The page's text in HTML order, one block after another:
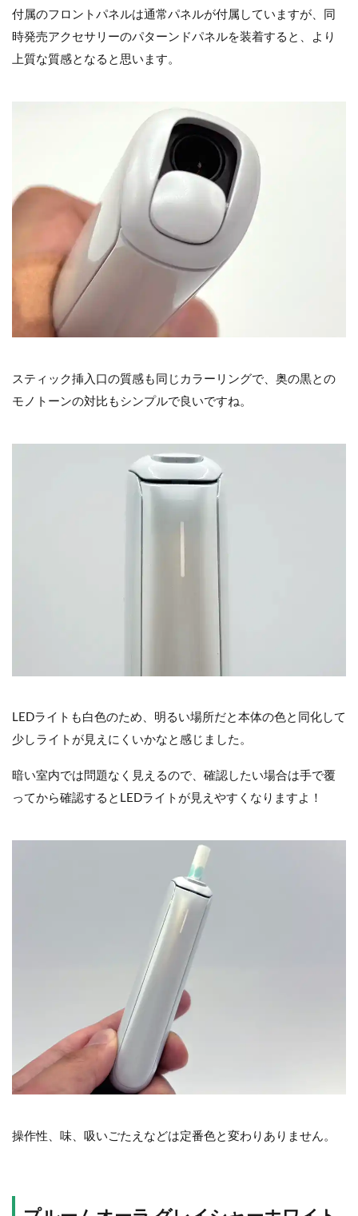
付属のフロントパネルは通常パネルが付属していますが、同
時発売アクセサリーのパターンドパネルを装着すると、より
上質な質感となると思います。
スティック挿入口の質感も同じカラーリングで、奥の黒との
モノトーンの対比もシンプルで良いですね。
LEDライトも白色のため、明るい場所だと本体の色と同化して
少しライトが見えにくいかなと感じました。
暗い室内では問題なく見えるので、確認したい場合は手で覆
ってから確認するとLEDライトが見えやすくなりますよ！
操作性、味、吸いごたえなどは定番色と変わりありません。